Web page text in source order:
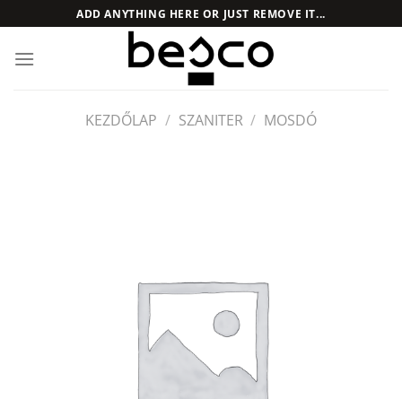
to
content
ADD ANYTHING HERE OR JUST REMOVE IT...
KEZDŐLAP / SZANITER / MOSDÓ